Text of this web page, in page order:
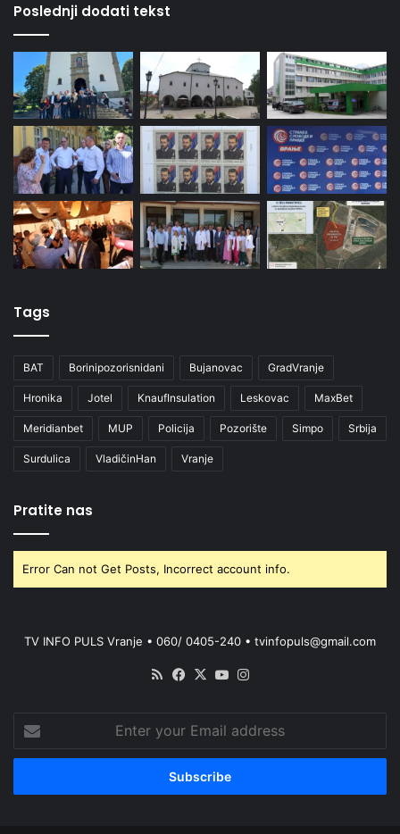
Poslednji dodati tekst
Tags
BAT Borinipozorisnidani Bujanovac GradVranje
Hronika Jotel KnaufInsulation Leskovac MaxBet
Meridianbet MUP Policija Pozorište Simpo Srbija
Surdulica VladičinHan Vranje
Pratite nas
Error Can not Get Posts, Incorrect account info.
TV INFO PULS Vranje • 060/ 0405-240 • tvinfopuls@gmail.com
RSS Facebook
X YouTube
your
Email